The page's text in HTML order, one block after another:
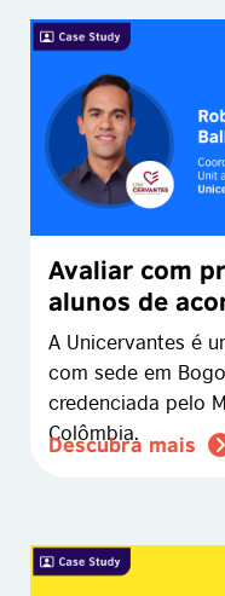
Avaliar com
alunos de
CEFR
A Unicervantes é
com sede em
credenciada pelo
Colômbia.
Descubra mais